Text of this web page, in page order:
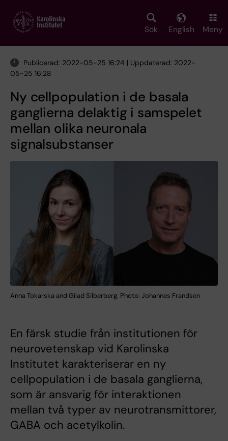
main
Sök English Meny
Publicerad: 2022-05-25 16:24 | Uppdaterad: 2022-
05-25 16:28
Ny cellpopulation i de basala
ganglierna delaktig i samspelet
mellan olika neuronala
signalsubstanser
Anna Tokarska and Gilad Silberberg. Photo: Johannes Frandsen
En färsk studie från institutionen för
neurovetenskap vid Karolinska
Institutet karakteriserar en ny
cellpopulation i de basala ganglierna,
som är ansvarig för interaktionen
mellan två typer av neurotransmittorer,
GABA och acetylkolin.